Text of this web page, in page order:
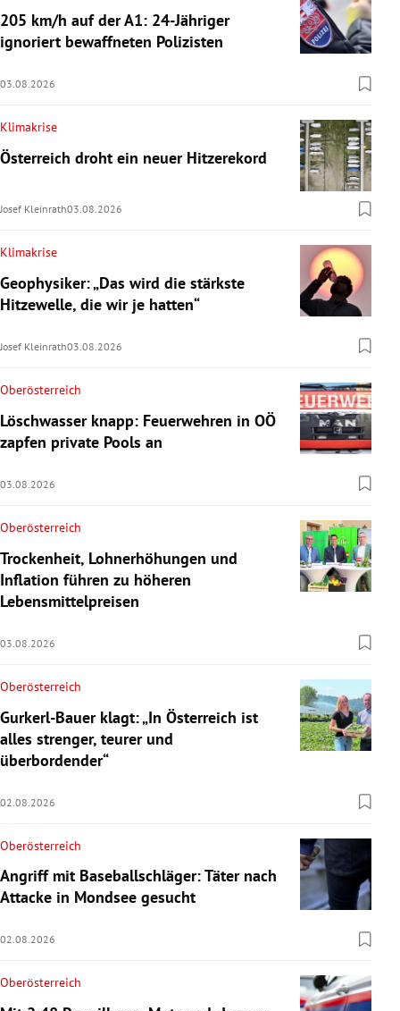
205 km/h auf der A1: 24-Jähriger
ignoriert bewaffneten Polizisten
03.08.2026
Klimakrise
Österreich droht ein neuer Hitzerekord
Josef Kleinrath03.08.2026
Klimakrise
Geophysiker: „Das wird die stärkste
Hitzewelle, die wir je hatten“
Josef Kleinrath03.08.2026
Oberösterreich
Löschwasser knapp: Feuerwehren in OÖ
zapfen private Pools an
03.08.2026
Oberösterreich
Trockenheit, Lohnerhöhungen und
Inflation führen zu höheren
Lebensmittelpreisen
03.08.2026
Oberösterreich
Gurkerl-Bauer klagt: „In Österreich ist
alles strenger, teurer und
überbordender“
02.08.2026
Oberösterreich
Angriff mit Baseballschläger: Täter nach
Attacke in Mondsee gesucht
02.08.2026
Oberösterreich